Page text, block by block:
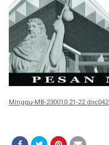
Minggu-MB-230010.21-22.doc042